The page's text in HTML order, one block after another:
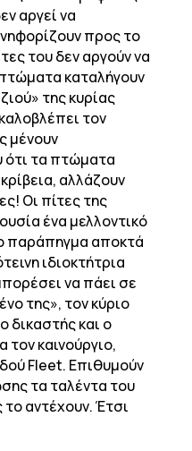
αργεί να
προς το
του δεν αργούν να
καταλήγουν
της κυρίας
τον
μένουν
ότι τα πτώματα
αλλάζουν
Οι πίτες της
ένα μελλοντικό
παράπηγμα αποκτά
ιδιοκτήτρια
να πάει σε
της», τον κύριο
δικαστής και ο
τον καινούργιο,
Fleet. Επιθυμούν
τα ταλέντα του
αντέχουν. Έτσι